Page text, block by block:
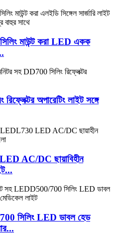
মাউন্ট করা LED একক
অপারেটিং লাইট সঙ্গে
AC/DC ছায়াবিহীন
সিলিং LED ডাবল হেড